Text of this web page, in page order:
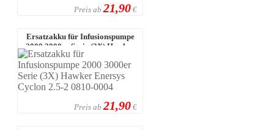
Preis ab 21,90 €
Ersatzakku für Infusionspumpe
2000 3000er Serie (3X) Hawker
Ener ...
Preis ab 21,90 €